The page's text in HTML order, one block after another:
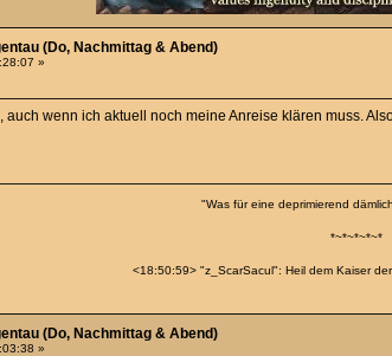
(Do, Nachmittag & Abend)
»
auch wenn ich aktuell noch meine Anreise klären muss.
"Was für eine deprimierend
*~*~*~*~*
<18:50:59> "z_ScarSacul": Heil dem Kaiser
(Do, Nachmittag & Abend)
»